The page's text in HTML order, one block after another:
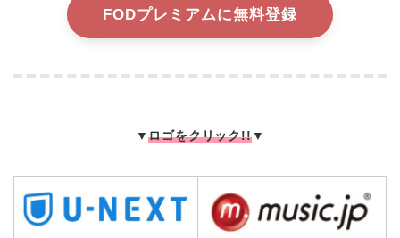
FODプレミアムに無料登録
▼ロゴをクリック!!▼